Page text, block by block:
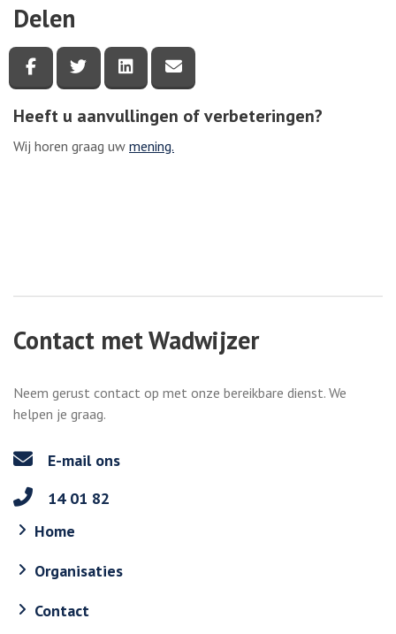
Delen
Deel deze pagina via Facebook
Deel deze pagina via Twitter
Deel deze pagina via LinkedIn
Heeft u aanvullingen of verbeteringen?
Wij horen graag uw mening.
Contact met Wadwijzer
Neem gerust contact op met onze bereikbare dienst. We
helpen je graag.
E-mail ons
14 01 82
Home
Organisaties
Contact